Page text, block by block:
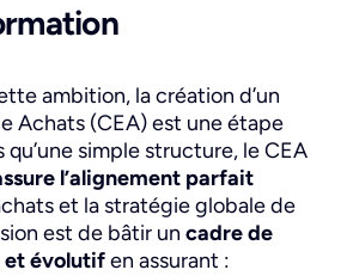
ambition, la création d’un
Achats (CEA) est une étape
simple structure, le CEA
l’alignement parfait
et la stratégie globale de
est de bâtir un cadre de
et évolutifen assurant :